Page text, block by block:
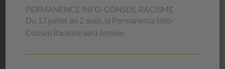
l’expérience professionnelle de ses collaborateurs et de ses
collaboratrices. Ils s’adressent à toute personne qui a
besoin de renseignements sur les sujets proposés.
PERMANENCE INFO-CONSEIL RACISME
Du 13 juillet au 2 août, la Permanence Info-
Conseil Racisme sera fermée.